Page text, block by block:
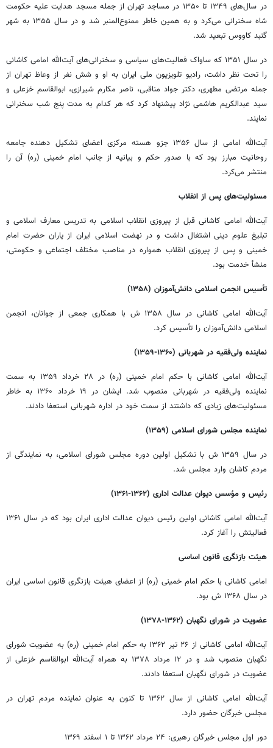
در سال‌های ۱۳۴۹ تا ۱۳۵۰ در مساجد تهران از جمله مسجد هدایت علیه حکومت
شاه سخنرانی می‌کرد و به همین خاطر ممنوع‌المنبر شد و در سال ۱۳۵۵ به شهر
گنبد کاووس تبعید شد.
در سال ۱۳۵۱ که ساواک فعالیت‌های سیاسی و سخنرانی‌های آیت‌الله امامی کاشانی
را تحت نظر داشت، رادیو تلویزیون ملی ایران به او و شش نفر از وعاظ تهران از
جمله مرتضی مطهری، دکتر جواد مناقبی، ناصر مکارم شیرازی، ابوالقاسم خزعلی و
سید عبدالکریم هاشمی نژاد پیشنهاد کرد که هر کدام به مدت پنج شب سخنرانی
نمایند.
آیت‌الله امامی از سال ۱۳۵۶ جزو هسته مرکزی اعضای تشکیل دهنده جامعه
روحانیت مبارز بود که با صدور حکم و بیانیه از جانب امام خمینی (ره) آن را
منتشر می‌کرد.
مسئولیت‌های پس از انقلاب
آیت‌الله امامی کاشانی قبل از پیروزی انقلاب اسلامی به تدریس معارف اسلامی و
تبلیغ علوم دینی اشتغال داشت و در نهضت اسلامی ایران از یاران حضرت امام
خمینی و پس از پیروزی انقلاب همواره در مناصب مختلف اجتماعی و حکومتی،
منشأ خدمت بود.
تأسیس انجمن اسلامی دانش‌آموزان (۱۳۵۸)
آیت‌الله امامی کاشانی در سال ۱۳۵۸ ش با همکاری جمعی از جوانان، انجمن
اسلامی دانش‌آموزان را تأسیس کرد.
نماینده ولی‌فقیه در شهربانی (۱۳۶۰-۱۳۵۹)
آیت‌الله امامی کاشانی با حکم امام خمینی (ره) در ۲۸ خرداد ۱۳۵۹ به سمت
نماینده ولی‌فقیه در شهربانی منصوب شد. ایشان در ۱۹ خرداد ۱۳۶۰ به خاطر
مسئولیت‌های زیادی که داشتند از سمت خود در اداره شهربانی استعفا دادند.
نماینده مجلس شورای اسلامی (۱۳۵۹)
در سال ۱۳۵۹ ش با تشکیل اولین دوره مجلس شورای اسلامی، به نمایندگی از
مردم کاشان وارد مجلس شد.
رئیس و مؤسس دیوان عدالت اداری (۱۳۶۲-۱۳۶۱)
آیت‌الله امامی کاشانی اولین رئیس دیوان عدالت اداری ایران بود که در سال ۱۳۶۱
فعالیتش را آغاز کرد.
هیئت بازنگری قانون اساسی
امامی کاشانی با حکم امام خمینی (ره) از اعضای هیئت بازنگری قانون اساسی ایران
در سال ۱۳۶۸ ش بود.
عضویت در شورای نگهبان (۱۳۶۲-۱۳۷۸)
آیت‌الله امامی کاشانی از ۲۶ تیر ۱۳۶۲ به حکم امام خمینی (ره) به عضویت شورای
نگهبان منصوب شد و در ۱۲ مرداد ۱۳۷۸ به همراه آیت‌الله ابوالقاسم خزعلی از
عضویت در شورای نگهبان استعفا دادند.
آیت‌الله امامی کاشانی از سال ۱۳۶۲ تا کنون به عنوان نماینده مردم تهران در
مجلس خبرگان حضور دارد.
دور اول مجلس خبرگان رهبری: ۲۴ مرداد ۱۳۶۲ تا ۱ اسفند ۱۳۶۹